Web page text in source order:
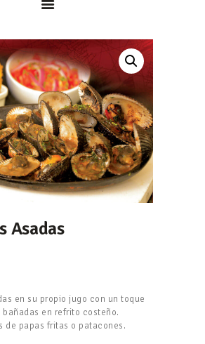
Asadas
en su propio jugo con un toque
bañadas en refrito costeño.
de papas fritas o patacones.